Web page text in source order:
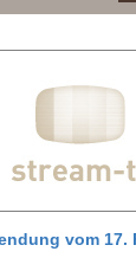
vom 17.